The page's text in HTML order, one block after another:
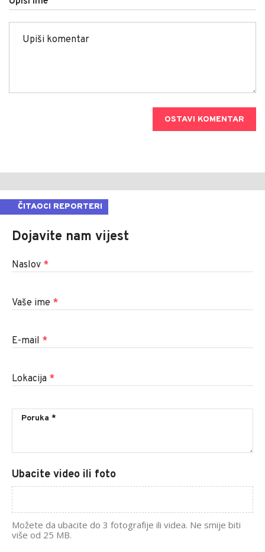
OSTAVI KOMENTAR
ČITAOCI REPORTERI
Dojavite nam vijest
Naslov *
Vaše ime *
E-mail *
Lokacija *
Ubacite video ili foto
Možete da ubacite do 3 fotografije ili videa. Ne smije biti
više od 25 MB.